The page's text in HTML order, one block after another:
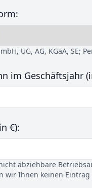
UG, AG, KGaA, SE;
im Geschäftsjahr
€):
abziehbare
wir Ihnen keinen Eintrag